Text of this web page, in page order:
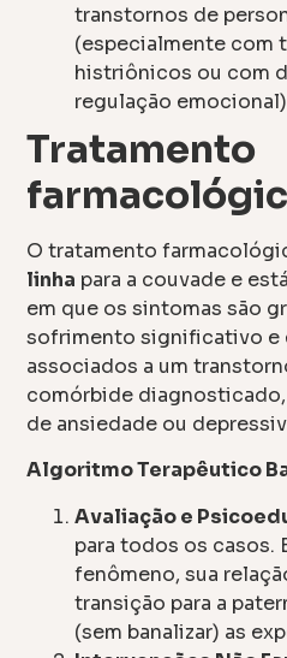
transtornos de
(especialmente com
histriônicos ou com
regulação
Tratamento
O tratamento
linha para a couvade e
em que os sintomas são
sofrimento significativo e
associados a um
comórbide
de ansiedade ou
Algoritmo Terapêutico
Avaliação e
para todos os casos.
fenômeno, sua
transição para a
(sem banalizar) as